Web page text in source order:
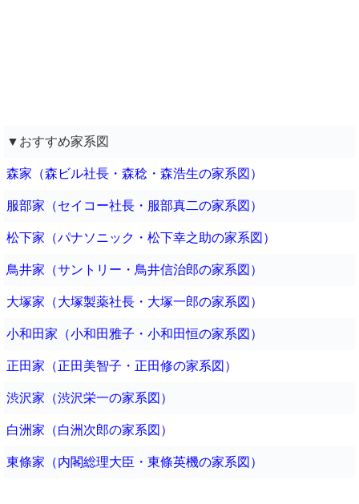
▼おすすめ家系図
森家（森ビル社長・森稔・森浩生の家系図）
服部家（セイコー社長・服部真二の家系図）
松下家（パナソニック・松下幸之助の家系図）
鳥井家（サントリー・鳥井信治郎の家系図）
大塚家（大塚製薬社長・大塚一郎の家系図）
小和田家（小和田雅子・小和田恒の家系図）
正田家（正田美智子・正田修の家系図）
渋沢家（渋沢栄一の家系図）
白洲家（白洲次郎の家系図）
東條家（内閣総理大臣・東條英機の家系図）